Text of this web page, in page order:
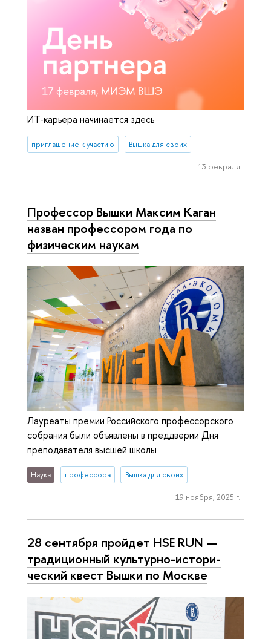
ИТ-карьера начинается здесь
приглашение к участию Вышка для своих
13 февраля
Профессор Вышки Максим Каган
назван профессором года по
физическим наукам
Лауреаты премии Российского профессорского
собрания были объявлены в преддверии Дня
преподавателя высшей школы
Наука профессора Вышка для своих
19 ноября, 2025 г.
28 сентября пройдет HSE RUN —
тра­ди­ци­он­ный культурно-ис­то­ри­
че­ский квест Вышки по Москве